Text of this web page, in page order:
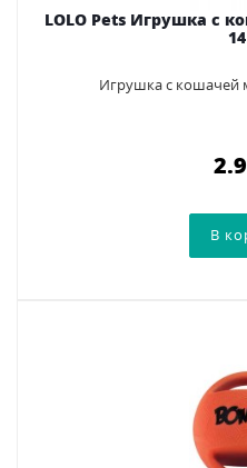
LOLO Pets Игрушка с
Игрушка с кошачей